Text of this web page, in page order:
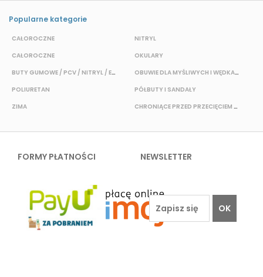
Popularne kategorie
CAŁOROCZNE
CAŁOROCZNE
BUTY GUMOWE / PCV / NITRYL / EVA
POLIURETAN
ZIMA
NITRYL
OKULARY
OBUWIE DLA MYŚLIWYCH I WĘDKARZY
PÓŁBUTY I SANDAŁY
CHRONIĄCE PRZED PRZECIĘCIEM I PRZEKŁUCIEM
FORMY PŁATNOŚCI NEWSLETTER
OK